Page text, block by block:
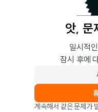
앗, 문
일시적
잠시 후에
계속해서 같은 문제가